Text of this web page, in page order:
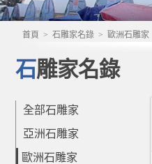
首頁 > 石雕家名錄 > 歐洲石雕家
石雕家名錄
全部石雕家
亞洲石雕家
歐洲石雕家